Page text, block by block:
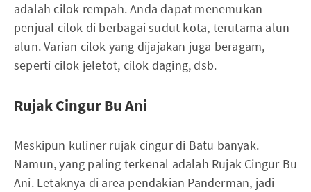
adalah cilok rempah. Anda dapat menemukan
penjual cilok di berbagai sudut kota, terutama alun-
alun. Varian cilok yang dijajakan juga beragam,
seperti cilok jeletot, cilok daging, dsb.
Rujak Cingur Bu Ani
Meskipun kuliner rujak cingur di Batu banyak.
Namun, yang paling terkenal adalah Rujak Cingur Bu
Ani. Letaknya di area pendakian Panderman, jadi